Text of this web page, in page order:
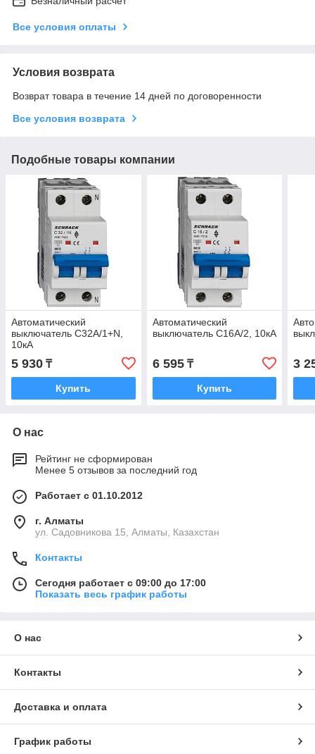
Все условия оплаты
Условия возврата
Возврат товара в течение 14 дней по договоренности
Все условия возврата
Подобные товары компании
Автоматический
выключатель C32А/1+N,
10кА
5 930 ₸
Купить
Автоматический
выключатель C16А/2, 10кА
6 595₸
Купить
3
О нас
Рейтинг не сформирован
Менее 5 отзывов за последний год
Работает с 01.10.2012
г. Алматы
ул. Садовникова 15, Алматы, Казахстан
Контакты
Сегодня работает с 09:00 до 17:00
Показать весь график работы
О нас
Контакты
Доставка и оплата
График работы